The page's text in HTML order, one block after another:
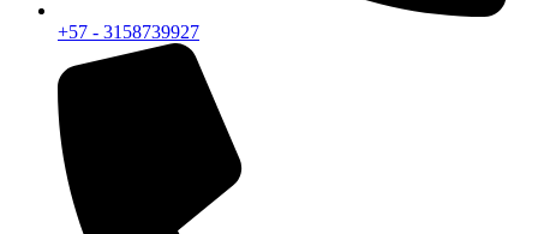
+57 - 3158739927